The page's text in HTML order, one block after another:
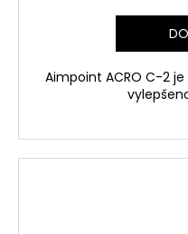
Aimpoint ACRO C-2